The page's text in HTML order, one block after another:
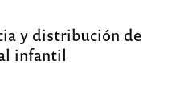
y distribución de
infantil